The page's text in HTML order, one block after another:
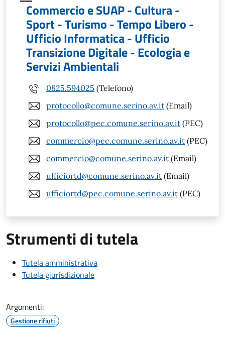
Commercio e SUAP - Cultura -
Sport - Turismo - Tempo Libero -
Ufficio Informatica - Ufficio
Transizione Digitale - Ecologia e
Servizi Ambientali
0825.594025 (Telefono)
protocollo@comune.serino.av.it (Email)
protocollo@pec.comune.serino.av.it (PEC)
commercio@pec.comune.serino.av.it (PEC)
commercio@comune.serino.av.it (Email)
ufficiortd@comune.serino.av.it (Email)
ufficiortd@pec.comune.serino.av.it (PEC)
Strumenti di tutela
Tutela amministrativa
Tutela giurisdizionale
Argomenti:
Gestione rifiuti